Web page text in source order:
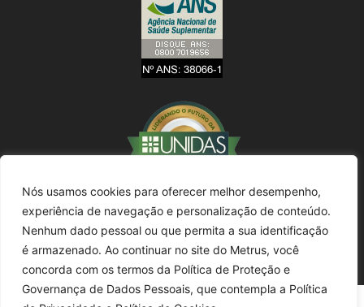
Nós usamos cookies para oferecer melhor desempenho,
experiência de navegação e personalização de conteúdo.
Nenhum dado pessoal ou que permita a sua identificação
é armazenado. Ao continuar no site do Metrus, você
concorda com os termos da Política de Proteção e
Governança de Dados Pessoais, que contempla a Política